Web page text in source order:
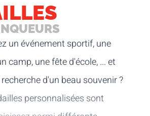
un événement sportif, une
camp, une fête d'école, ... et
d'un beau souvenir ?
personnalisées sont